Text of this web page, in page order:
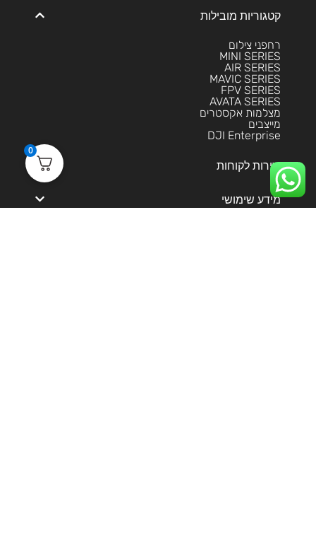
קטגוריות מובילות
רחפני צילום
MINI SERIES
AIR SERIES
MAVIC SERIES
FPV SERIES
AVATA SERIES
מצלמות אקסטרים
מייצבים
DJI Enterprise
שירות לקוחות
מידע שימושי
0